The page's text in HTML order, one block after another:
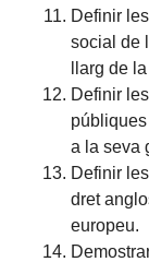
Definir
social de
llarg de
Definir
a la seva
Definir
dret
europeu.